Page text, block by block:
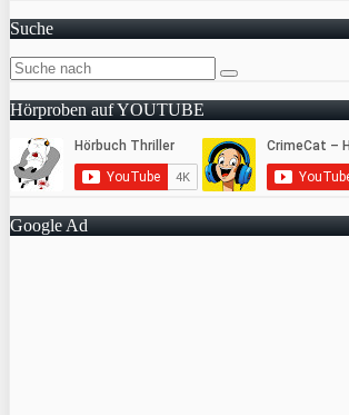
Suche
Hörproben auf YOUTUBE
Google Ad